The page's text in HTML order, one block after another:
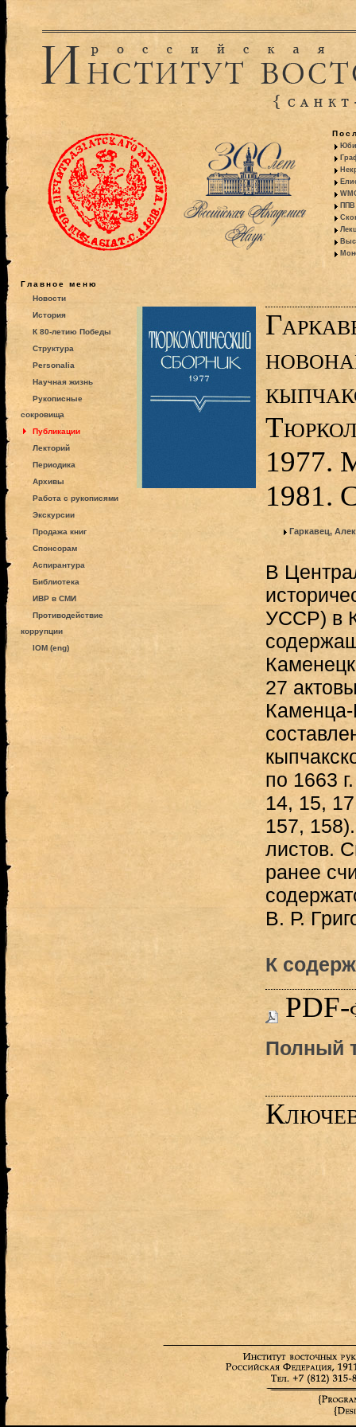
ППВ
Главное меню
Новости
История
К 80-летию Победы
Структура
Personalia
Научная жизнь
Рукописные
сокровища
Публикации
Лекторий
Периодика
Архивы
Работа с рукописями
Экскурсии
Продажа книг
Спонсорам
Аспирантура
Библиотека
ИВР в СМИ
Противодействие
коррупции
IOM (eng)
1977.
1981.
Гаркавец,
В
УССР) в
27
Каменца-
по 1663
14, 15,
157,
листов.
ранее
В. Р.
К
PDF-
Полный